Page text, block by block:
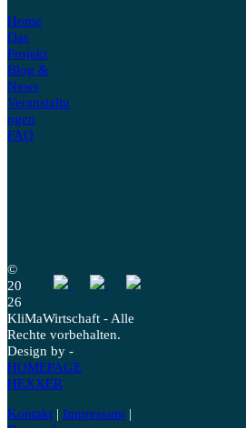
Home
Das
Projekt
Blog &
News
Veranstaltu
ngen
FAQ
©
20
26
KliMaWirtschaft - Alle
Rechte vorbehalten.
Design by -
HOMEPAGE
HEXXER
Kontakt | Impressum |